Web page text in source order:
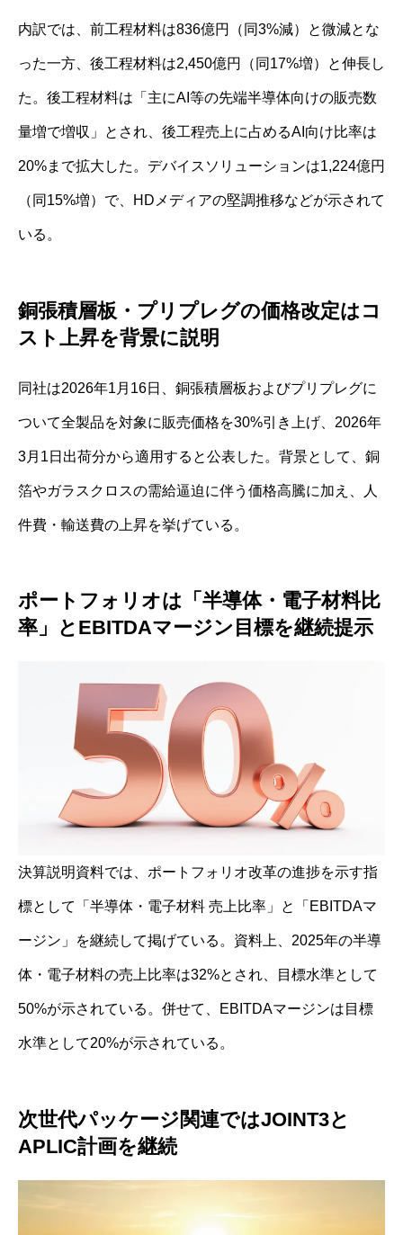
内訳では、前工程材料は836億円（同3%減）と微減とな
った一方、後工程材料は2,450億円（同17%増）と伸長し
た。後工程材料は「主にAI等の先端半導体向けの販売数
量増で増収」とされ、後工程売上に占めるAI向け比率は
20%まで拡大した。デバイスソリューションは1,224億円
（同15%増）で、HDメディアの堅調推移などが示されて
いる。
銅張積層板・プリプレグの価格改定はコ
スト上昇を背景に説明
同社は2026年1月16日、銅張積層板およびプリプレグに
ついて全製品を対象に販売価格を30%引き上げ、2026年
3月1日出荷分から適用すると公表した。背景として、銅
箔やガラスクロスの需給逼迫に伴う価格高騰に加え、人
件費・輸送費の上昇を挙げている。
ポートフォリオは「半導体・電子材料比
率」とEBITDAマージン目標を継続提示
決算説明資料では、ポートフォリオ改革の進捗を示す指
標として「半導体・電子材料 売上比率」と「EBITDAマ
ージン」を継続して掲げている。資料上、2025年の半導
体・電子材料の売上比率は32%とされ、目標水準として
50%が示されている。併せて、EBITDAマージンは目標
水準として20%が示されている。
次世代パッケージ関連ではJOINT3と
APLIC計画を継続